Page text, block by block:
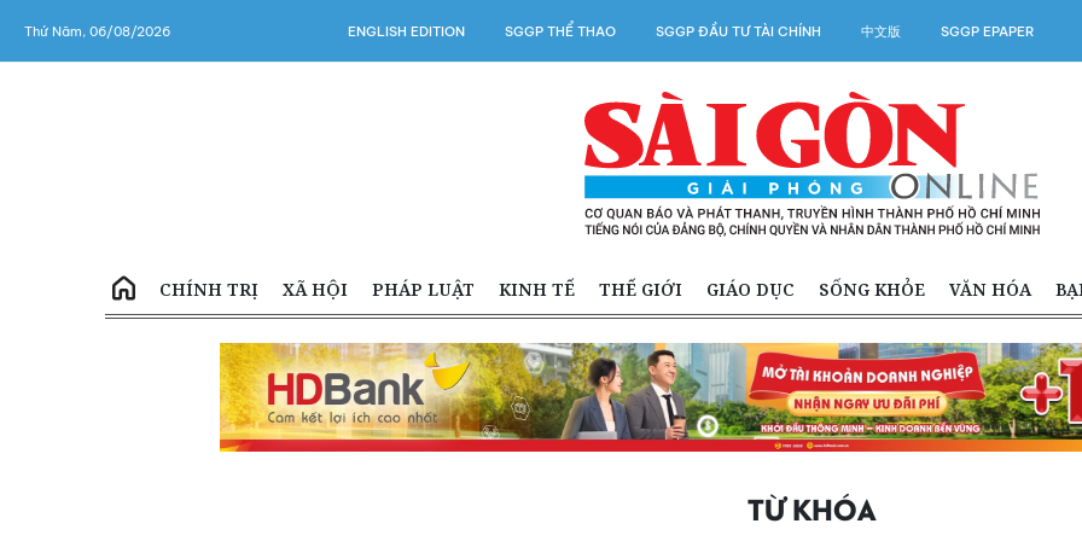
Thứ Năm, 06/08/2026 ENGLISH EDITION SGGP THỂ THAO SGGP ĐẦU TƯ TÀI CHÍNH 中文版 SGGP EPAPER
CHÍNH TRỊ XÃ HỘI PHÁP LUẬT KINH TẾ THẾ GIỚI GIÁO DỤC SỐNG KHỎE VĂN HÓA
TỪ KHÓA